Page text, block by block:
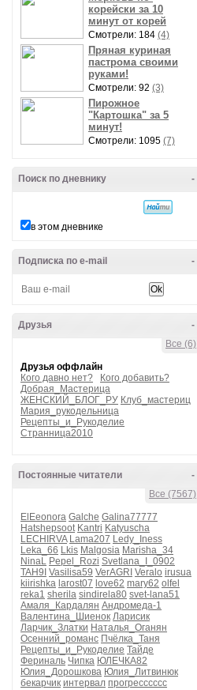
корейски за 10
минут от корей
Смотрели: 184 (4)
Пряная куриная
пастрома своими
руками!
Смотрели: 92 (3)
Пирожное
"Картошка" за 5
минут!
Смотрели: 1095 (7)
-
Поиск по дневнику
в этом дневнике
-
Подписка по e-mail
-
Друзья
Все (6)
Друзья оффлайн
Кого давно нет?
Кого добавить?
Добрая_Мастерица
ЖЕНСКИЙ_БЛОГ_РУ Клуб_мастериц
Мария_рукодельница
Рецепты_и_Рукоделие
Странница2010
-
Постоянные читатели
Все (7567)
ElEeonora Galche Galina77777
Hatshepsoot Kantri Katyuscha
LECHIRVA Lama207 Ledy_Iness
Leka_66 Lkis Malgosia Marisha_34
NinaL Pepel_Rozi Svetlana_I_0902
TAH9I Vasilisa59 VerAGRI Veralo irusua
kiirishka larost07 love62 mary62 olfel
reka1 sherila sindirela80 svet-lana51
Амаля_Кардалян Андромеда-1
Валентина_Шиенок Ларисик
Ларчик_Златки Наталья_Оганян
Осенний_романс Пчёлка_Таня
Рецепты_и_Рукоделие Тайде
Фериналь Чипка ЮЛЕЧКА82
Юлия_Дорошкова Юлия_Литвинюк
бекарчик интервал прогресссссс